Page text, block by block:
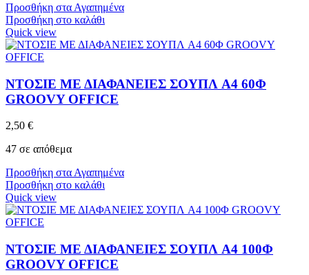
Προσθήκη στα Αγαπημένα
Προσθήκη στο καλάθι
Quick view
ΝΤΟΣΙΕ ΜΕ ΔΙΑΦΑΝΕΙΕΣ ΣΟΥΠΛ A4 60Φ
GROOVY OFFICE
2,50 €
47 σε απόθεμα
Προσθήκη στα Αγαπημένα
Προσθήκη στο καλάθι
Quick view
ΝΤΟΣΙΕ ΜΕ ΔΙΑΦΑΝΕΙΕΣ ΣΟΥΠΛ A4 100Φ
GROOVY OFFICE